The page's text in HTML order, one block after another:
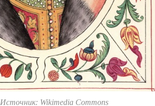
Источник: Wikimedia Commons